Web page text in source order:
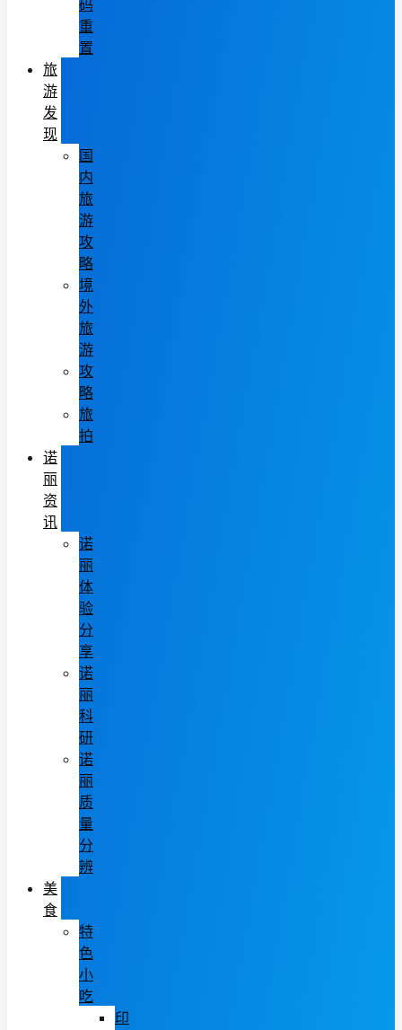
码
重
置
旅
游
发
现
国
内
旅
游
攻
略
境
外
旅
游
攻
略
旅
拍
诺
丽
资
讯
诺
丽
体
验
分
享
诺
丽
科
研
诺
丽
质
量
分
辨
美
食
特
色
小
吃
印